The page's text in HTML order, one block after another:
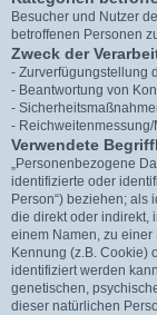
Besucher und Nutzer
betroffenen Personen
Zweck der
- Zurverfügungstellung
- Beantwortung von
-
- Reichweitenmessung/
Verwendete
„Personenbezogene
identifizierte oder
Person“) beziehen; als
die direkt oder indirekt,
einem Namen, zu einer
Kennung (z.B. Cookie)
identifiziert werden
genetischen,
dieser natürlichen